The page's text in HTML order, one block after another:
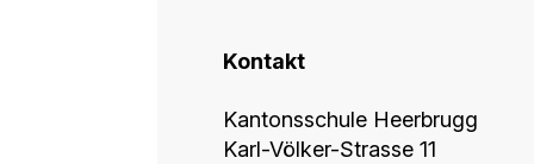
Kontakt
Kantonsschule Heerbrugg
Karl-Völker-Strasse 11